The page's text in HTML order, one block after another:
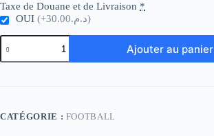
Taxe de Douane et de Livraison *
OUI
(+د.م.30.00)
quantité
de
Luton
Home
Ajouter au panier
CATÉGORIE : FOOTBALL